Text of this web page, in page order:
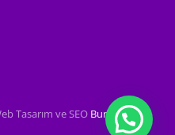
Tasarım ve SEO Bursa Web.